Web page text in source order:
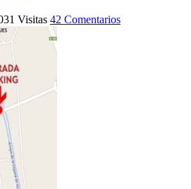
Visitas 42 Comentarios